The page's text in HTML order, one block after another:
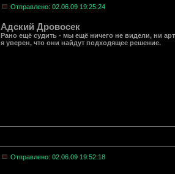
Отправлено: 02.06.09 19:25:24
Адский Дровосек
Рано ещё судить - мы ещё ничего не видели, ни
я уверен, что они найдут подходящее решение.
Отправлено: 02.06.09 19:52:18